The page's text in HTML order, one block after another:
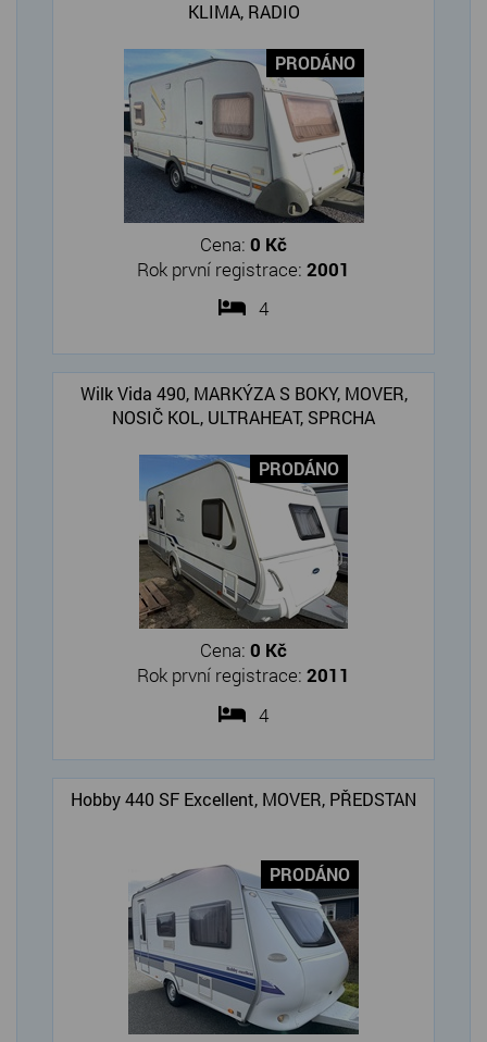
KLIMA, RADIO
PRODÁNO
Cena: 0 Kč
Rok první registrace: 2001
4
Wilk Vida 490, MARKÝZA S BOKY, MOVER,
NOSIČ KOL, ULTRAHEAT, SPRCHA
PRODÁNO
Cena: 0 Kč
Rok první registrace: 2011
4
Hobby 440 SF Excellent, MOVER, PŘEDSTAN
PRODÁNO